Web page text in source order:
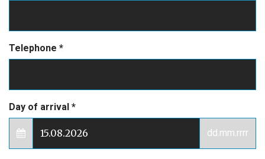
Telephone *
Day of arrival *
dd.mm.rrrr